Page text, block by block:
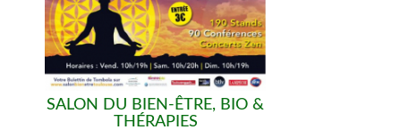
SALON DU BIEN-ÊTRE, BIO &
THÉRAPIES